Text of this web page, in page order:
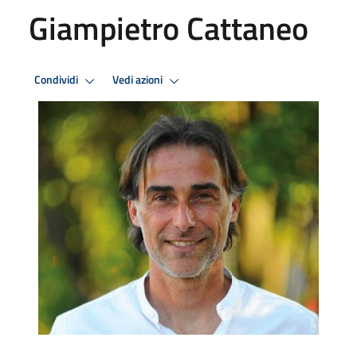
Giampietro Cattaneo
Condividi Vedi azioni